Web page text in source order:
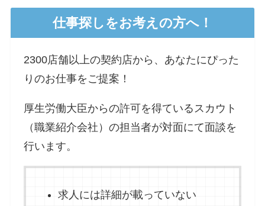
仕事探しをお考えの方へ！
2300店舗以上の契約店から、あなたにぴった
りのお仕事をご提案！
厚生労働大臣からの許可を得ているスカウト
（職業紹介会社）の担当者が対面にて面談を
行います。
求人には詳細が載っていない